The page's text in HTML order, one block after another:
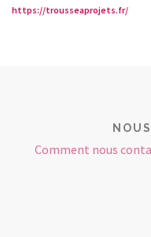
https://trousseaprojets.fr/
Comment nous